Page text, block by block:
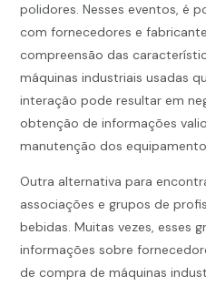
polidores. Nesses eventos, é
com fornecedores e
compreensão das
máquinas industriais usadas
interação pode resultar em
obtenção de informações
manutenção dos
Outra alternativa para
associações e grupos de
bebidas. Muitas vezes, esses
informações sobre
de compra de máquinas